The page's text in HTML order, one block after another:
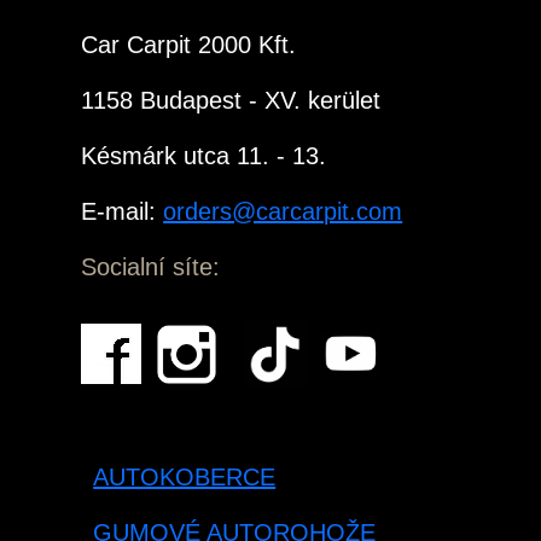
Car Carpit 2000 Kft.
1158 Budapest - XV. kerület
Késmárk utca 11. - 13.
E-mail:orders@carcarpit.com
Socialní síte:
AUTOKOBERCE
GUMOVÉ AUTOROHOŽE